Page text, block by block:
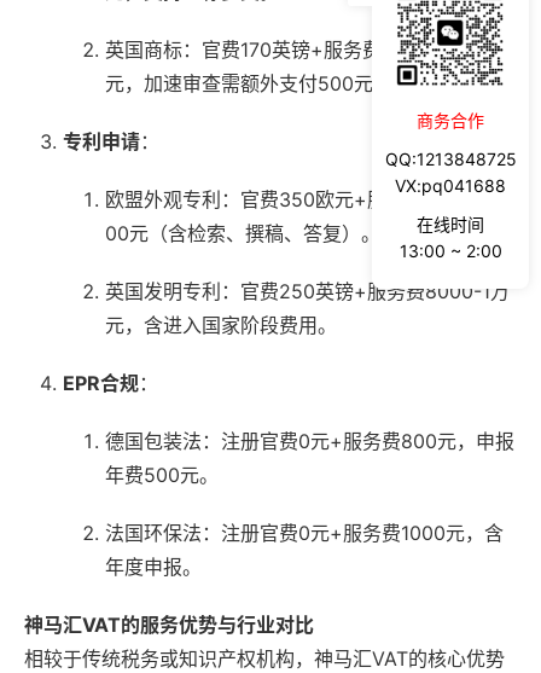
英国商标：官费170英镑+服务费1000-1500
元，加速审查需额外支付500元。
专利申请：
欧盟外观专利：官费350欧元+服务费3000-50
00元（含检索、撰稿、答复）。
英国发明专利：官费250英镑+服务费8000-1万
元，含进入国家阶段费用。
EPR合规：
德国包装法：注册官费0元+服务费800元，申报
年费500元。
法国环保法：注册官费0元+服务费1000元，含
年度申报。
神马汇VAT的服务优势与行业对比
相较于传统税务或知识产权机构，神马汇VAT的核心优势
商务合作
QQ:1213848725
VX:pq041688
在线时间
13:00 ~ 2:00